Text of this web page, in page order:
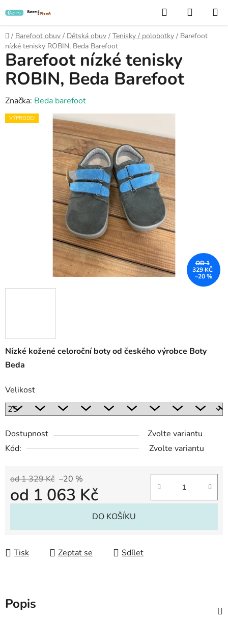
na
obsah
Hledat
KOŠÍK
Domů
/ Barefoot obuv / Dětská obuv / Tenisky / polobotky / Barefoot
nízké tenisky ROBIN, Beda Barefoot
Nízké kožené celoroční boty od českého výrobce Boty
Beda
Velikost
Dostupnost
Zvolte variantu
Kód:
Zvolte variantu
od 1 329 Kč –20 %
od 1 063 Kč
DO KOŠÍKU
Tisk Zeptat se Sdílet
Barefoot nízké tenisky
ROBIN, Beda Barefoot
Značka: Beda barefoot
VÝPRODEJ
OD 1
329 KČ
–20 %
Popis